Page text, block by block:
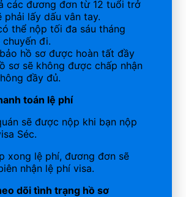
các đương đơn từ 12 tuổi trở
phải lấy dấu vân tay.
thể nộp tối đa sáu tháng
đi.
hồ sơ được hoàn tất đầy
sơ sẽ không được chấp nhận
đầy đủ.
toán lệ phí
sẽ được nộp khi bạn nộp
Séc.
xong lệ phí, đương đơn sẽ
nhận lệ phí visa.
dõi tình trạng hồ sơ